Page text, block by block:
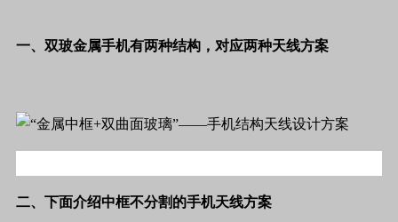
一、双玻金属手机有两种结构，对应两种天线方案
二、下面介绍中框不分割的手机天线方案